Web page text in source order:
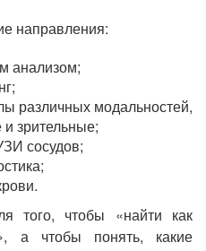
направления:
анализом;
различных модальностей,
и зрительные;
сосудов;
того, чтобы «найти как
а чтобы понять, какие